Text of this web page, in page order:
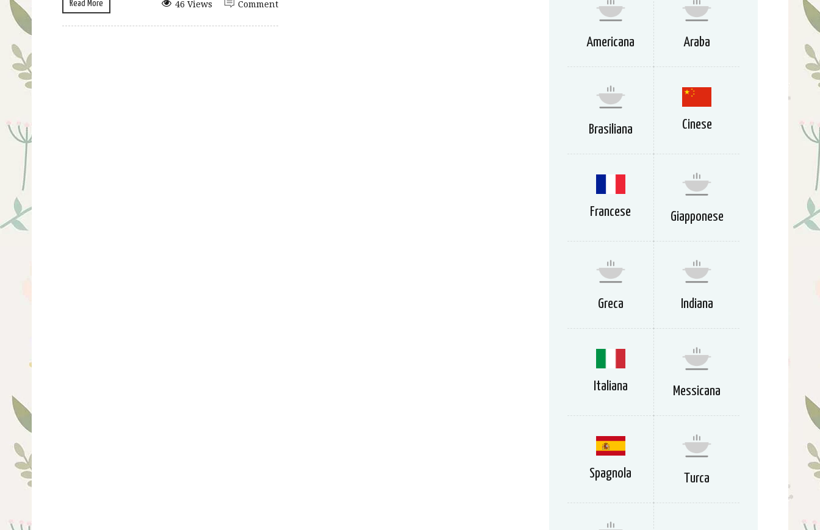
Read More Comment
46 Views
Americana Araba
Brasiliana Cinese
Francese Giapponese
Greca Indiana
Italiana Messicana
Spagnola Turca